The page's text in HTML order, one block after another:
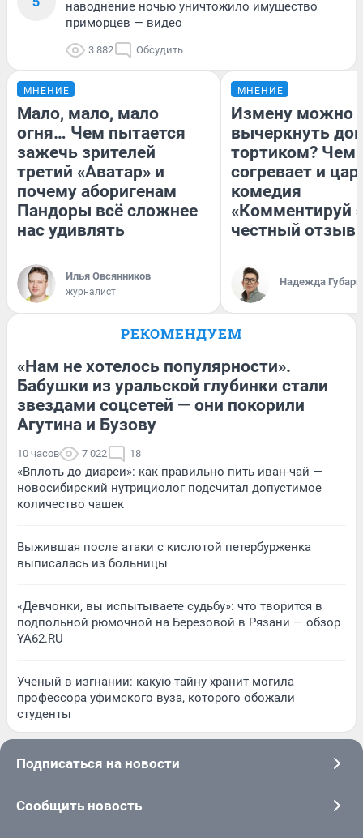
наводнение ночью уничтожило имущество
приморцев — видео
3 882 Обсудить
МНЕНИЕ
Мало, мало, мало
огня… Чем пытается
зажечь зрителей
третий «Аватар» и
почему аборигенам
Пандоры всё сложнее
нас удивлять
Илья Овсянников
журналист
МНЕНИЕ
Измену можно
вычеркнуть
тортиком? Чем
согревает и
комедия
«Комментируй
честный отзыв
Надежда Губарь
РЕКОМЕНДУЕМ
«Нам не хотелось популярности».
Бабушки из уральской глубинки стали
звездами соцсетей — они покорили
Агутина и Бузову
10 часов 7 022 18
«Вплоть до диареи»: как правильно пить иван-чай —
новосибирский нутрициолог подсчитал допустимое
количество чашек
Выжившая после атаки с кислотой петербурженка
выписалась из больницы
«Девчонки, вы испытываете судьбу»: что творится в
подпольной рюмочной на Березовой в Рязани — обзор
YA62.RU
Ученый в изгнании: какую тайну хранит могила
профессора уфимского вуза, которого обожали
студенты
Подписаться на новости
Сообщить новость